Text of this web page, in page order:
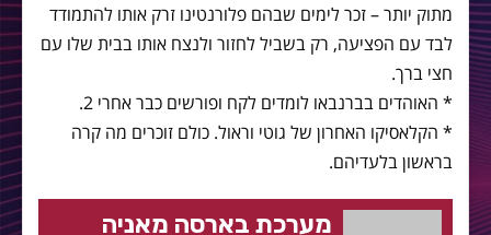
מתוק יותר – זכר לימים שבהם פלורנטינו זרק אותו להתמודד
לבד עם הפציעה, רק בשביל לחזור ולנצח אותו בבית שלו עם
חצי ברך.
* האוהדים בברנבאו לומדים לקח ופורשים כבר אחרי 2.
* הקלאסיקו האחרון של גוטי וראול. כולם זוכרים מה קרה
בראשון בלעדיהם.
מערכת בארסה מאניה